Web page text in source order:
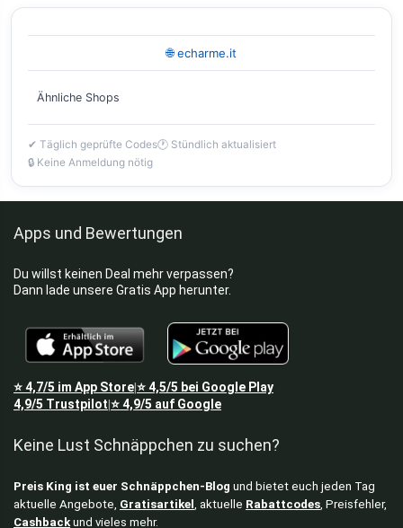
🌐 echarme.it
Ähnliche Shops
✔ Täglich geprüfte Codes🕐 Stündlich aktualisiert
🔒 Keine Anmeldung nötig
Apps und Bewertungen
Du willst keinen Deal mehr verpassen?
Dann lade unsere Gratis App herunter.
⭐4,7/5 im App Store⭐4,5/5 bei Google Play
4,9/5 Trustpilot ⭐4,9/5 auf Google
Keine Lust Schnäppchen zu suchen?
Preis King ist euer Schnäppchen-Blog und bietet euch jeden Tag
aktuelle Angebote, Gratisartikel , aktuelle Rabattcodes, Preisfehler,
Cashbackund vieles mehr.